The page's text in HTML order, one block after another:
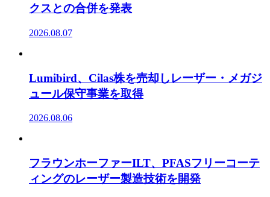
クスとの合併を発表
2026.08.07
Lumibird、Cilas株を売却しレーザー・メガジ
ュール保守事業を取得
2026.08.06
フラウンホーファーILT、PFASフリーコーテ
ィングのレーザー製造技術を開発